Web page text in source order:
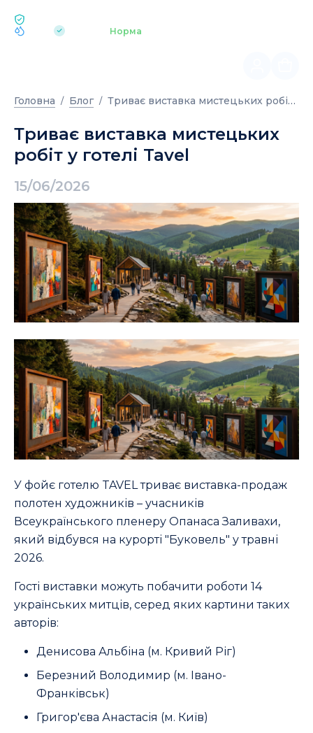
| Норма
Головна Блог Триває виставка мистецьких робіт у готелі Tavel
Триває виставка мистецьких
робіт у готелі Tavel
15/06/2026
У фойє готелю TAVEL триває виставка-продаж
полотен художників – учасників
Всеукраїнського пленеру Опанаса Заливахи,
який відбувся на курорті "Буковель" у травні
2026.
Гості виставки можуть побачити роботи 14
українських митців, серед яких картини таких
авторів:
Денисова Альбіна (м. Кривий Ріг)
Березний Володимир (м. Івано-
Франківськ)
Григор'єва Анастасія (м. Київ)